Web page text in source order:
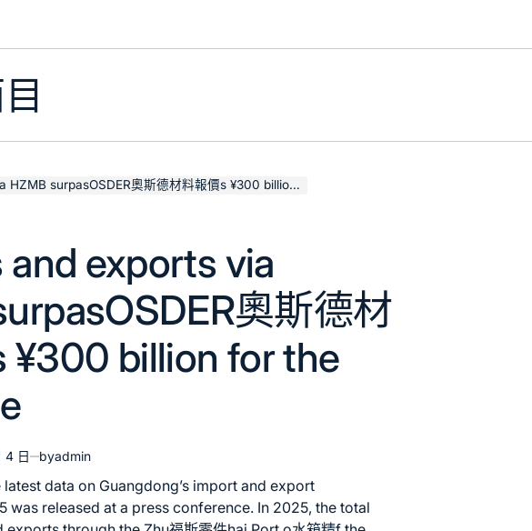
surpasOSDER奧斯德材料報價s ¥300 billion for the first time
exports via
奧斯德材
¥300 billion for the
4 日 byadmin
latest data on Guangdong’s import and export
was released at a press conference. In 2025, the total